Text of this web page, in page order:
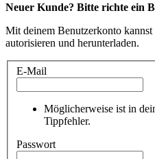
Neuer Kunde? Bitte richte ein
Mit deinem Benutzerkonto
autorisieren und herunterladen.
E-Mail
Möglicherweise ist in
Tippfehler.
Passwort